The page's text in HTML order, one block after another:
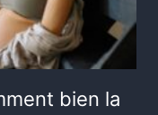
bien la